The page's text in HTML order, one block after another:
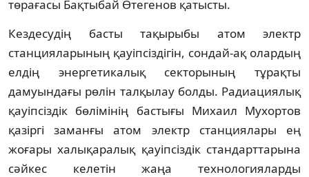
төрағасы Бақтыбай Өтегенов қатысты.
Кездесудің басты тақырыбы атом электр
станцияларының қауіпсіздігін, сондай-ақ олардың
елдің энергетикалық секторының тұрақты
дамуындағы рөлін талқылау болды. Радиациялық
қауіпсіздік бөлімінің бастығы Михаил Мухортов
қазіргі заманғы атом электр станциялары ең
жоғары халықаралық қауіпсіздік стандарттарына
сәйкес келетін жаңа технологияларды